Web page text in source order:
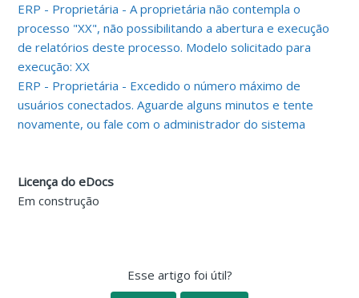
ERP - Proprietária - A proprietária não contempla o
processo "XX", não possibilitando a abertura e execução
de relatórios deste processo. Modelo solicitado para
execução: XX
ERP - Proprietária - Excedido o número máximo de
usuários conectados. Aguarde alguns minutos e tente
novamente, ou fale com o administrador do sistema
Licença do eDocs
Em construção
Esse artigo foi útil?